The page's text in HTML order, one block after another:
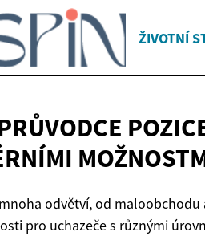
ŽIVOTNÍ
odvětví, od maloobchodu
pro uchazeče s různými